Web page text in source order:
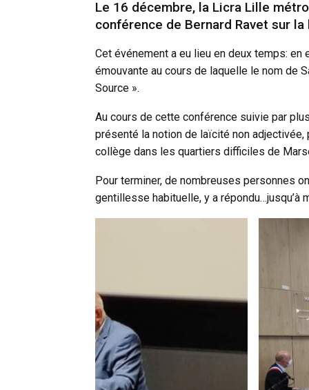
Le 16 décembre, la Licra Lille
conférence de Bernard Ravet sur
Cet événement a eu lieu en deux temps:
émouvante au cours de laquelle le nom de
Source ».
Au cours de cette conférence suivie par
présenté la notion de laïcité non
collège dans les quartiers difficiles de
Pour terminer, de nombreuses personnes
gentillesse habituelle, y a répondu…jusqu’à